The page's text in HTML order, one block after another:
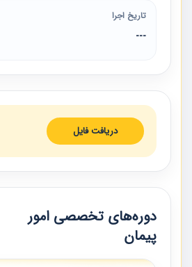
تاریخ اجرا
---
دریافت فایل
دوره‌های تخصصی امور
پیمان